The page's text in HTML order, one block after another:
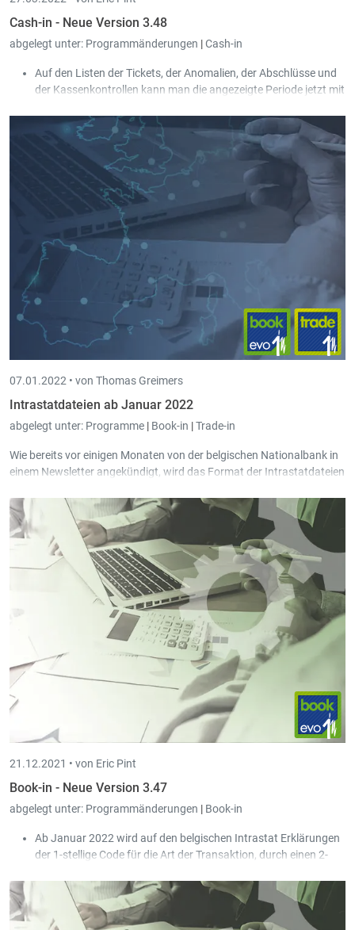
Cash-in - Neue Version 3.48
abgelegt unter: Programmänderungen |Cash-in
Auf den Listen der Tickets, der Anomalien, der Abschlüsse und
der Kassenkontrollen kann man die angezeigte Periode jetzt mit
Bei der Artikel Schnellauswahl kann man jetzt gewisse Artikel
für gewisse Kassen sperren.
07.01.2022 • von Thomas Greimers
Intrastatdateien ab Januar 2022
abgelegt unter: Programme | Book-in |Trade-in
Wie bereits vor einigen Monaten von der belgischen Nationalbank in
einem Newsletter angekündigt, wird das Format der Intrastatdateien
21.12.2021 • von Eric Pint
Book-in - Neue Version 3.47
abgelegt unter: Programmänderungen | Book-in
Ab Januar 2022 wird auf den belgischen Intrastat Erklärungen
der 1-stellige Code für die Art der Transaktion, durch einen 2-
In den Stammlisten wurde eine Möglichkeit zur globalen Suche
hinzugefügt.
Es kann auf Wörter, Zahlen oder Daten gesucht werden; auch